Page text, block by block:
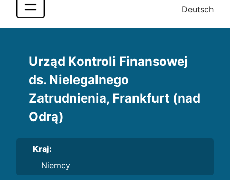
Deutsch
Urząd Kontroli Finansowej
ds. Nielegalnego
Zatrudnienia, Frankfurt (nad
Odrą)
Kraj:
Niemcy